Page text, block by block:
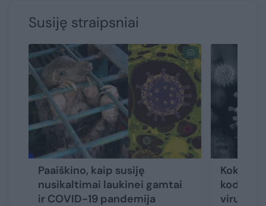
Susiję straipsniai
Paaiškino, kaip susiję
nusikaltimai laukinei gamtai
ir COVID-19 pandemija
Koks
kodėl
virusų